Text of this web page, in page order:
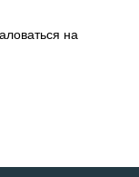
на